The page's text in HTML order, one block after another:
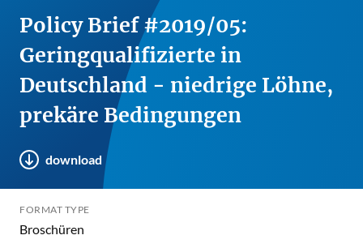
Policy Brief #2019/05:
Geringqualifizierte in
Deutschland - niedrige Löhne,
prekäre Bedingungen
download
FORMAT TYPE
Broschüren